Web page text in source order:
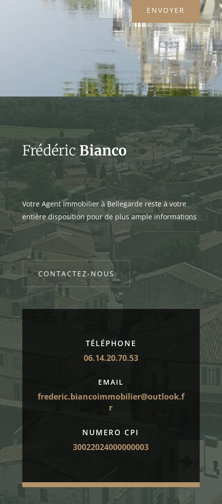
6 + 4 = ENVOYER
FrédéricBianco
Votre Agent Immobilier à Bellegarde reste à votre
entière disposition pour de plus ample informations
CONTACTEZ-NOUS
TÉLÉPHONE
06.14.20.70.53
EMAIL
frederic.biancoimmobilier@outlook.f
r
NUMERO CPI
30022024000000003